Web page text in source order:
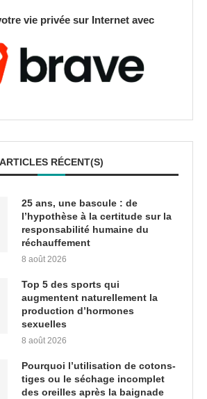
vie privée sur Internet avec
ARTICLES RÉCENT(S)
25 ans, une bascule : de
l’hypothèse à la certitude sur la
responsabilité humaine du
réchauffement
8 août 2026
Top 5 des sports qui
augmentent naturellement la
production d’hormones
sexuelles
8 août 2026
Pourquoi l’utilisation de cotons-
tiges ou le séchage incomplet
des oreilles après la baignade